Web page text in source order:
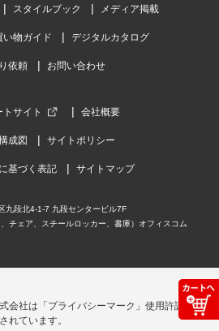
スタイルブック メディア掲載
い物ガイド デジタルカタログ
依頼 お問い合わせ
サイト 会社概要
成図 サイトポリシー
基づく表記 サイトマップ
九段北4-1-7 九段センタービル7F
チェア、スチールロッカー、書庫）オフィスコム
会社は「プライバシーマーク」使用許諾事
れています。